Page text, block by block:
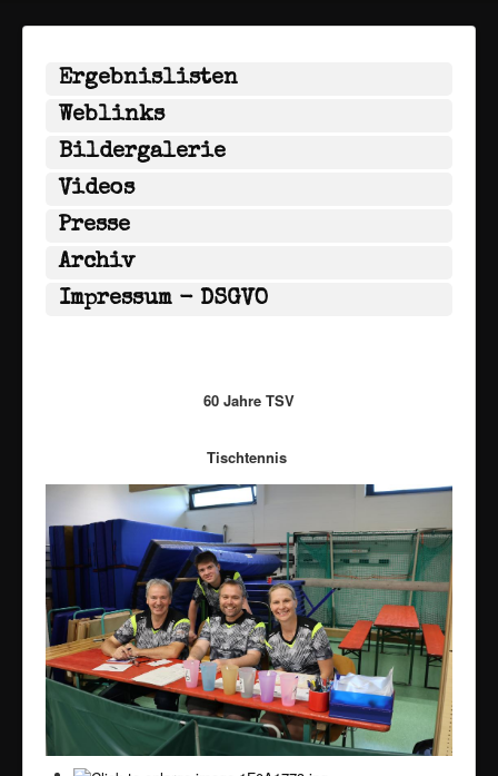
Ergebnislisten
Weblinks
Bildergalerie
Videos
Presse
Archiv
Impressum - DSGVO
60 Jahre TSV
Tischtennis